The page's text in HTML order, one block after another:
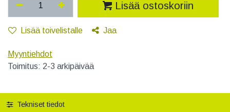
Lisää ostoskoriin
Lisää toivelistalle Jaa
Myyntiehdot
Toimitus: 2-3 arkipäivää
Tekniset tiedot